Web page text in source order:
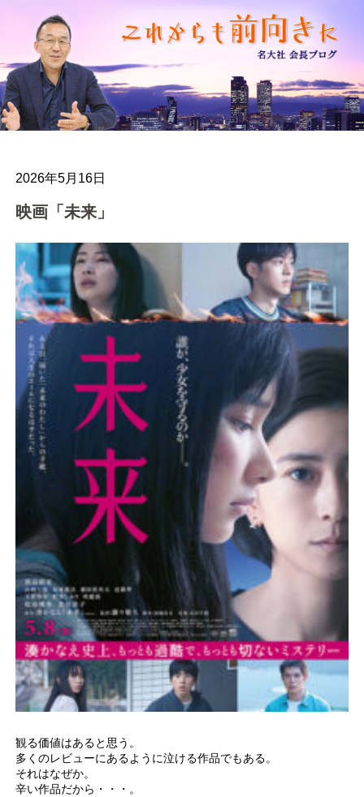
2026年5月16日
映画「未来」
観る価値はあると思う。
多くのレビューにあるように泣ける作品でもある。
それはなぜか。
辛い作品だから・・・。